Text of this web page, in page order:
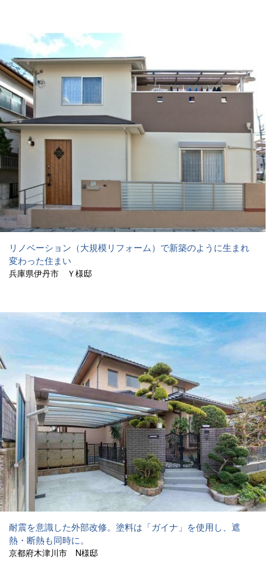
リノベーション（大規模リフォーム）で新築のように生まれ
変わった住まい
兵庫県伊丹市 Ｙ様邸
耐震を意識した外部改修。塗料は「ガイナ」を使用し、遮
熱・断熱も同時に。
京都府木津川市 N様邸